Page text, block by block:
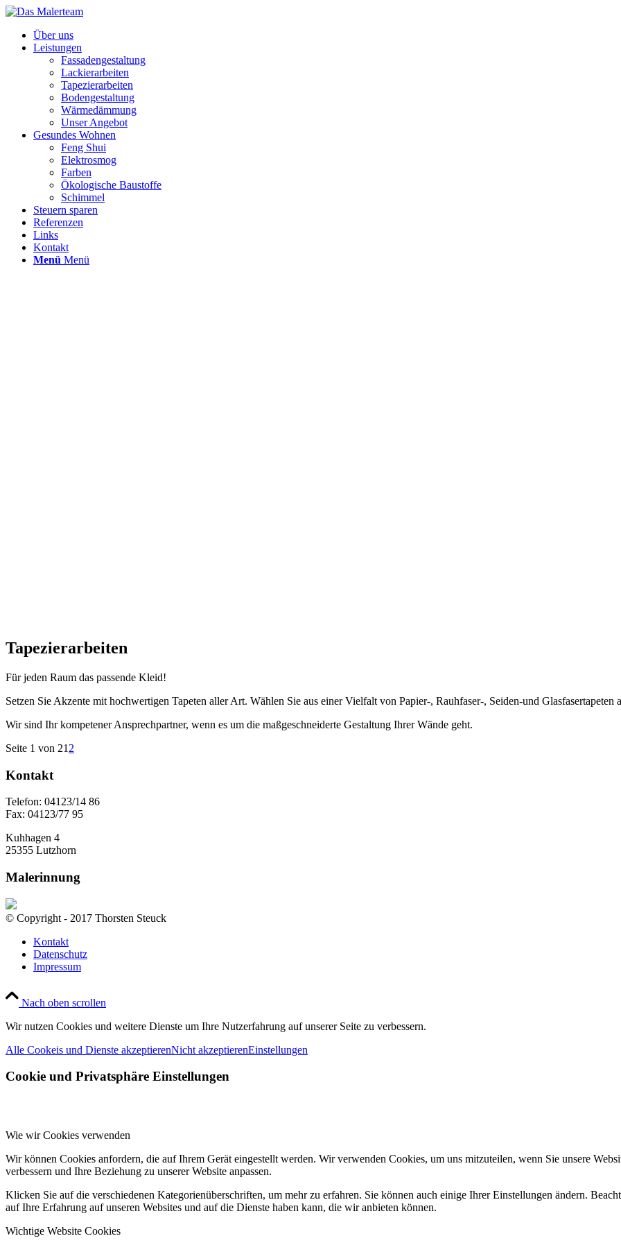
Über uns
Leistungen
Fassadengestaltung
Lackierarbeiten
Tapezierarbeiten
Bodengestaltung
Wärmedämmung
Unser Angebot
Gesundes Wohnen
Feng Shui
Elektrosmog
Farben
Ökologische Baustoffe
Schimmel
Steuern sparen
Referenzen
Links
Kontakt
Menü Menü
Tapezierarbeiten
Für jeden Raum das passende Kleid!
Setzen Sie Akzente mit hochwertigen Tapeten aller Art. Wählen Sie aus einer Vielfalt von Papier-, Rauhfaser-, Seiden-und Glasfasertapeten
Wir sind Ihr kompetener Ansprechpartner, wenn es um die maßgeschneiderte Gestaltung Ihrer Wände geht.
Seite 1 von 21 2
Kontakt
Telefon: 04123/14 86
Fax: 04123/77 95
Kuhhagen 4
25355 Lutzhorn
Malerinnung
© Copyright - 2017 Thorsten Steuck
Kontakt
Datenschutz
Impressum
Nach oben scrollen
Wir nutzen Cookies und weitere Dienste um Ihre Nutzerfahrung auf unserer Seite zu verbessern.
Alle Cookeis und Dienste akzeptierenNicht akzeptierenEinstellungen
Cookie und Privatsphäre Einstellungen
Wie wir Cookies verwenden
Wir können Cookies anfordern, die auf Ihrem Gerät eingestellt werden. Wir verwenden Cookies, um uns mitzuteilen, wenn Sie unsere
verbessern und Ihre Beziehung zu unserer Website anpassen.
Klicken Sie auf die verschiedenen Kategorienüberschriften, um mehr zu erfahren. Sie können auch einige Ihrer Einstellungen ändern.
auf Ihre Erfahrung auf unseren Websites und auf die Dienste haben kann, die wir anbieten können.
Wichtige Website Cookies